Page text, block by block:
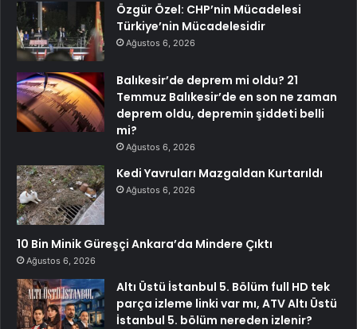
Özgür Özel: CHP’nin Mücadelesi
Türkiye’nin Mücadelesidir
Ağustos 6, 2026
Balıkesir’de deprem mi oldu? 21
Temmuz Balıkesir’de en son ne zaman
deprem oldu, depremin şiddeti belli
mi?
Ağustos 6, 2026
Kedi Yavruları Mazgaldan Kurtarıldı
Ağustos 6, 2026
10 Bin Minik Güreşçi Ankara’da Mindere Çıktı
Ağustos 6, 2026
Altı Üstü İstanbul 5. Bölüm full HD tek
parça izleme linki var mı, ATV Altı Üstü
İstanbul 5. bölüm nereden izlenir?